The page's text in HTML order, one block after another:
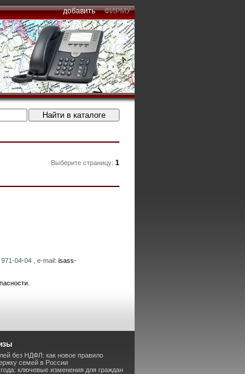
добавить ФИРМУ
Выберите страницу: 1
04-04 , e-mail: isass-
без НДФЛ: как новое правило
семей в России
ключевые изменения для граждан